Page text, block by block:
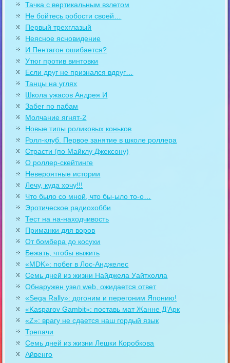
Тачка с вертикальным взлетом
Не бойтесь робости своей…
Первый трехглазый
Неясное ясновидение
И Пентагон ошибается?
Утюг против винтовки
Если друг не признался вдруг…
Танцы на углях
Школа ужасов Андрея И
Забег по пабам
Молчание ягнят-2
Новые типы роликовых коньков
Ролл-клуб. Первое занятие в школе роллера
Страсти (по Майклу Джексону)
О роллер-скейтинге
Невероятные истории
Лечу, куда хочу!!!
Что было со мной, что бы-ыло то-о…
Эротическое радиохобби
Тест на на-находчивость
Приманки для воров
От бомбера до косухи
Бежать, чтобы выжить
«MDK»: побег в Лос-Анджелес
Семь дней из жизни Найджела Уайтхолла
Обнаружен узел web, ожидается ответ
«Sega Rally»: догоним и перегоним Японию!
«Kasparov Gambit»: поставь мат Жанне Д’Арк
«Z»: врагу не сдается наш гордый язык
Трепачи
Семь дней из жизни Лешки Коробкова
Айвенго